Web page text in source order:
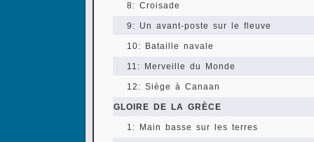
8: Croisade
9: Un avant-poste sur le fleuve
10: Bataille navale
11: Merveille du Monde
12: Siège à Canaan
GLOIRE DE LA GRÈCE
1: Main basse sur les terres